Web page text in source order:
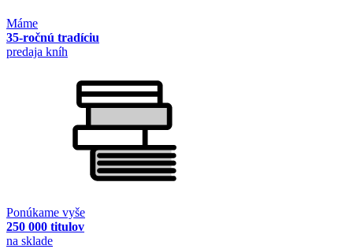
Máme
35-ročnú tradíciu
predaja kníh
Ponúkame vyše
250 000 titulov
na sklade